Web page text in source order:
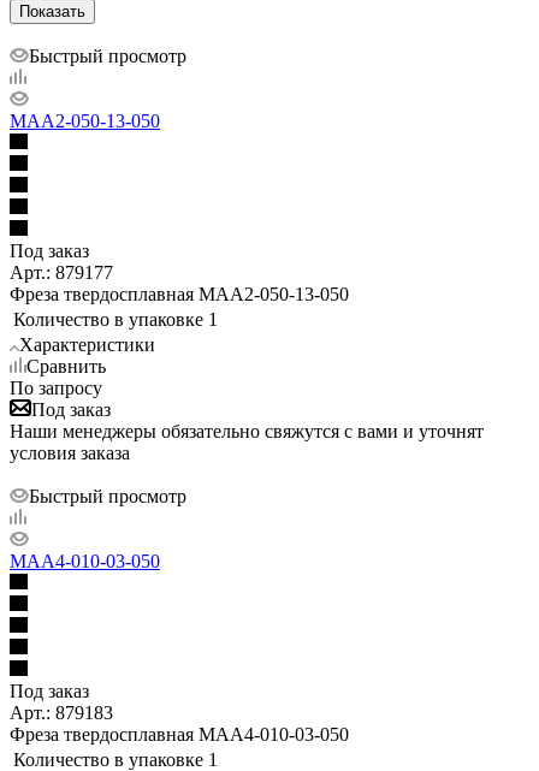
Показать
Быстрый просмотр
MAA2-050-13-050
Под заказ
Арт.: 879177
Фреза твердосплавная MAA2-050-13-050
Количество в упаковке 1
Характеристики
Сравнить
По запросу
Под заказ
Наши менеджеры обязательно свяжутся с вами и уточнят
условия заказа
Быстрый просмотр
MAA4-010-03-050
Под заказ
Арт.: 879183
Фреза твердосплавная MAA4-010-03-050
Количество в упаковке 1